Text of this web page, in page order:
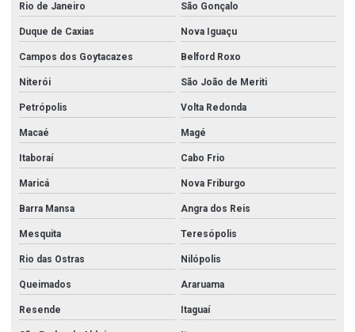
Chapa de aço inox 430
Chapa de aço inox 430 escovado
Chapa inox 430 preço
Chapa perfurada inox 5mm
Chapas de aço inox
Comercio de aço inox
Conexão flange
Conexões em aço carbono
Conexões de aço inox
Conexões de aço inox 304
Conexões de aço inox 316
Rio de Janeiro São Gonçalo
Duque de Caxias Nova Iguaçu
Campos dos Goytacazes Belford Roxo
Niterói São João de Meriti
Petrópolis Volta Redonda
Macaé Magé
Itaboraí Cabo Frio
Maricá Nova Friburgo
Barra Mansa Angra dos Reis
Mesquita Teresópolis
Rio das Ostras Nilópolis
Queimados Araruama
Resende Itaguaí